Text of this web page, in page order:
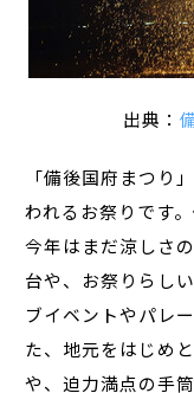
出典：
「備後国府まつり
われるお祭りです
今年はまだ涼しさ
台や、お祭りらし
ブイベントやパレ
た、地元をはじめ
や、迫力満点の手